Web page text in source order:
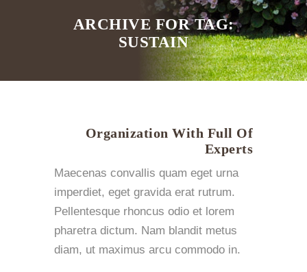
ARCHIVE FOR TAG:
SUSTAIN
Organization With Full Of
Experts
Maecenas convallis quam eget urna
imperdiet, eget gravida erat rutrum.
Pellentesque rhoncus odio et lorem
pharetra dictum. Nam blandit metus
diam, ut maximus arcu commodo in.